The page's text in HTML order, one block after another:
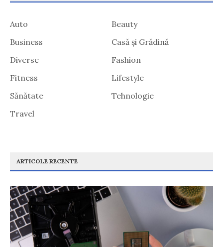
Auto
Beauty
Business
Casă și Grădină
Diverse
Fashion
Fitness
Lifestyle
Sănătate
Tehnologie
Travel
ARTICOLE RECENTE